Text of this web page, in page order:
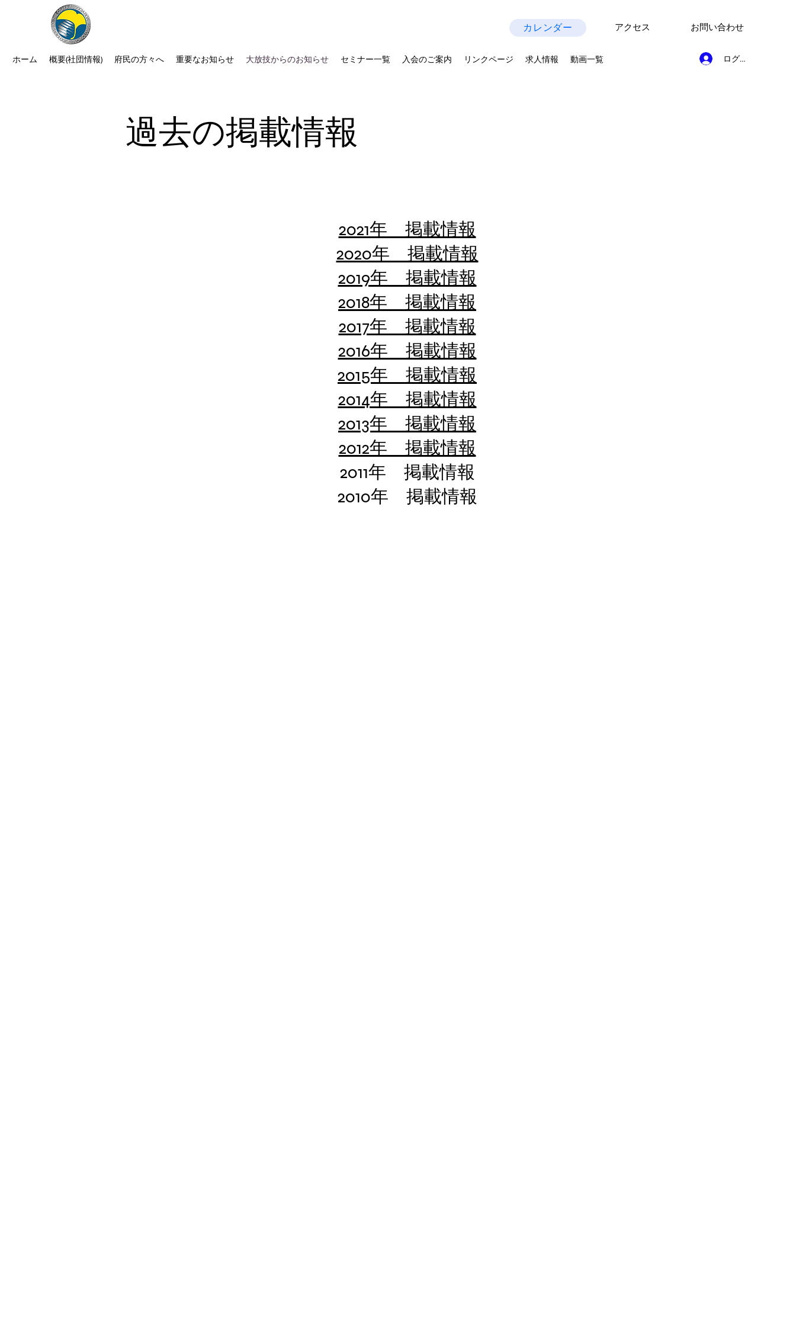
カレンダー アクセス お問い合わせ
ホーム 概要(社団情報) 府民の方々へ 重要なお知らせ 大放技からのお知らせ セミナー一覧 入会のご案内 リンクページ 求人情報 動画一覧 ログイン
​過去の掲載情報
2021年 掲載情報
2020年 掲載情報
2019年 掲載情報
2018年 掲載情報
2017年 掲載情報
2016年 掲載情報
2015年 掲載情報
2014年 掲載情報
2013年 掲載情報
2012年 掲載情報
2011年 掲載情報
2010年 掲載情報